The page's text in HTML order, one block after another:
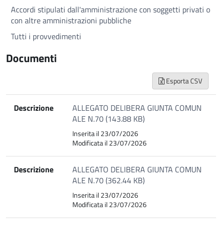
Accordi stipulati dall'amministrazione con soggetti privati o
con altre amministrazioni pubbliche
Tutti i provvedimenti
Documenti
Esporta CSV
Descrizione
ALLEGATO DELIBERA GIUNTA COMUN
ALE N.70 (143.88 KB)
Inserita il 23/07/2026
Modificata il 23/07/2026
Descrizione
ALLEGATO DELIBERA GIUNTA COMUN
ALE N.70 (362.44 KB)
Inserita il 23/07/2026
Modificata il 23/07/2026